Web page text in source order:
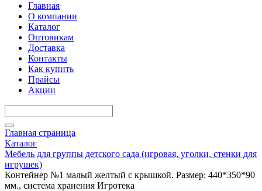
Главная
О компании
Каталог
Оптовикам
Доставка
Контакты
Как купить
Прайсы
Акции
Главная страница
Каталог
Мебель для группы детского сада (игровая, уголки, стенки для
игрушек)
Контейнер №1 малый желтый с крышкой. Размер: 440*350*90
мм., система хранения Игротека